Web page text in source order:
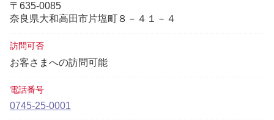
〒635-0085
奈良県大和高田市片塩町８－４１－４
訪問可否
お客さまへの訪問可能
電話番号
0745-25-0001